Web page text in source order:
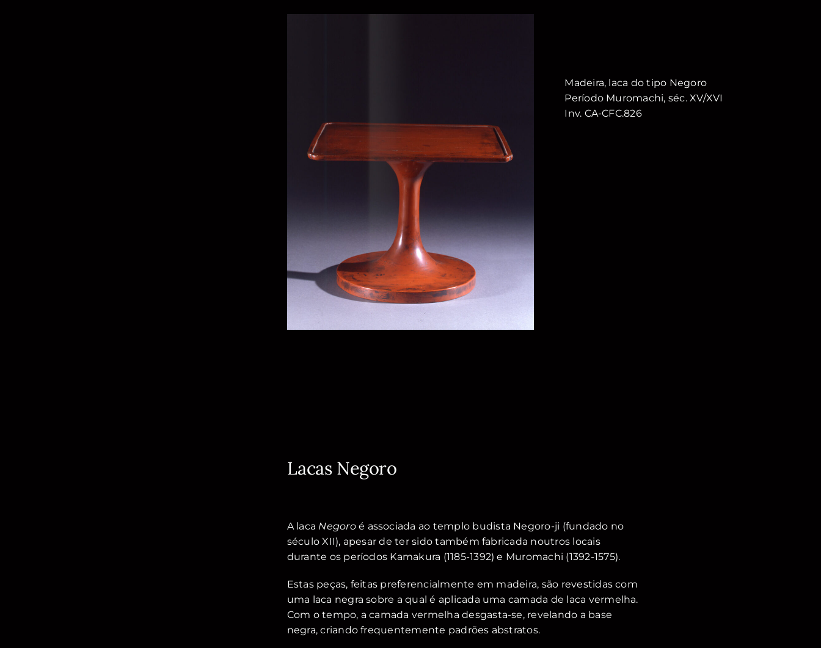
Madeira, laca do tipo Negoro
Período Muromachi, séc. XV/XVI
Inv. CA-CFC.826
Lacas Negoro
A laca Negoroé associada ao templo budista Negoro-ji (fundado no
século XII), apesar de ter sido também fabricada noutros locais
durante os períodos Kamakura (1185-1392) e Muromachi (1392-1575).
Estas peças, feitas preferencialmente em madeira, são revestidas com
uma laca negra sobre a qual é aplicada uma camada de laca vermelha.
Com o tempo, a camada vermelha desgasta-se, revelando a base
negra, criando frequentemente padrões abstratos.